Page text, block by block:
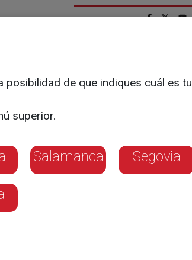
posibilidad de que indiques cuál es tu
superior.
Salamanca Segovia